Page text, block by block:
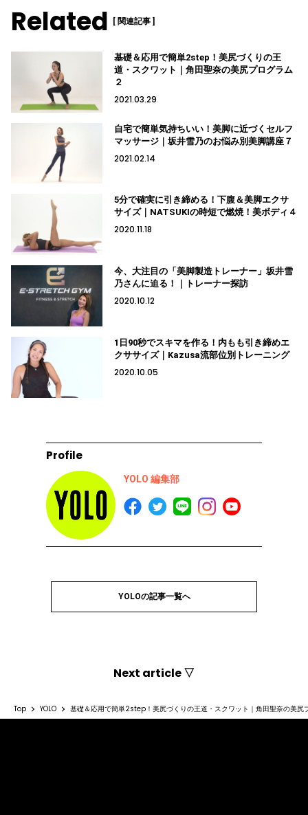
Related [ 関連記事 ]
基礎＆応用で簡単2step！美尻づくりの王
道・スクワット｜角田聖奈の美尻プログラム
２
2021.03.29
自宅で簡単気持ちいい！美脚に近づくセルフ
マッサージ｜坂井雪乃のお悩み別美脚講座７
2021.02.14
5分で確実に引き締める！下腹＆美脚エクサ
サイズ｜NATSUKIの時短で燃焼！美ボディ４
2020.11.18
今、大注目の「美脚製造トレーナー」坂井雪
乃さんに迫る！｜トレーナー探訪
2020.10.12
1日90秒でスキマを作る！内もも引き締めエ
クササイズ｜Kazusa流部位別トレーニング
2020.10.05
Profile
YOLO 編集部
YOLOの記事一覧へ
Next article ▽
Top YOLO 基礎＆応用で簡単2step！美尻づくりの王道・スクワット｜角田聖奈の美尻